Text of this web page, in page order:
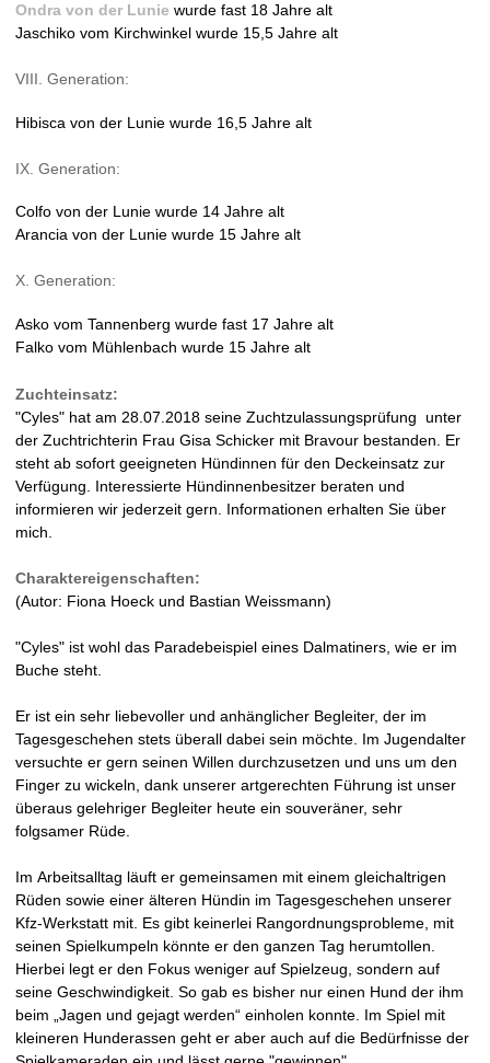
Ondra von der Lunie wurde fast 18 Jahre alt
Jaschiko vom Kirchwinkel wurde 15,5 Jahre alt
VIII. Generation:
Hibisca von der Lunie wurde 16,5 Jahre alt
IX. Generation:
Colfo von der Lunie wurde 14 Jahre alt
Arancia von der Lunie wurde 15 Jahre alt
X. Generation:
Asko vom Tannenberg wurde fast 17 Jahre alt
Falko vom Mühlenbach wurde 15 Jahre alt
Zuchteinsatz:
"Cyles" hat am 28.07.2018 seine Zuchtzulassungsprüfung unter
der Zuchtrichterin Frau Gisa Schicker mit Bravour bestanden. Er
steht ab sofort geeigneten Hündinnen für den Deckeinsatz zur
Verfügung. Interessierte Hündinnenbesitzer beraten und
informieren wir jederzeit gern. Informationen erhalten Sie über
mich.
Charaktereigenschaften:
(Autor: Fiona Hoeck und Bastian Weissmann)
"Cyles" ist wohl das Paradebeispiel eines Dalmatiners, wie er im
Buche steht.
Er ist ein sehr liebevoller und anhänglicher Begleiter, der im
Tagesgeschehen stets überall dabei sein möchte. Im Jugendalter
versuchte er gern seinen Willen durchzusetzen und uns um den
Finger zu wickeln, dank unserer artgerechten Führung ist unser
überaus gelehriger Begleiter heute ein souveräner, sehr
folgsamer Rüde.
Im Arbeitsalltag läuft er gemeinsamen mit einem gleichaltrigen
Rüden sowie einer älteren Hündin im Tagesgeschehen unserer
Kfz-Werkstatt mit. Es gibt keinerlei Rangordnungsprobleme, mit
seinen Spielkumpeln könnte er den ganzen Tag herumtollen.
Hierbei legt er den Fokus weniger auf Spielzeug, sondern auf
seine Geschwindigkeit. So gab es bisher nur einen Hund der ihm
beim „Jagen und gejagt werden“ einholen konnte. Im Spiel mit
kleineren Hunderassen geht er aber auch auf die Bedürfnisse der